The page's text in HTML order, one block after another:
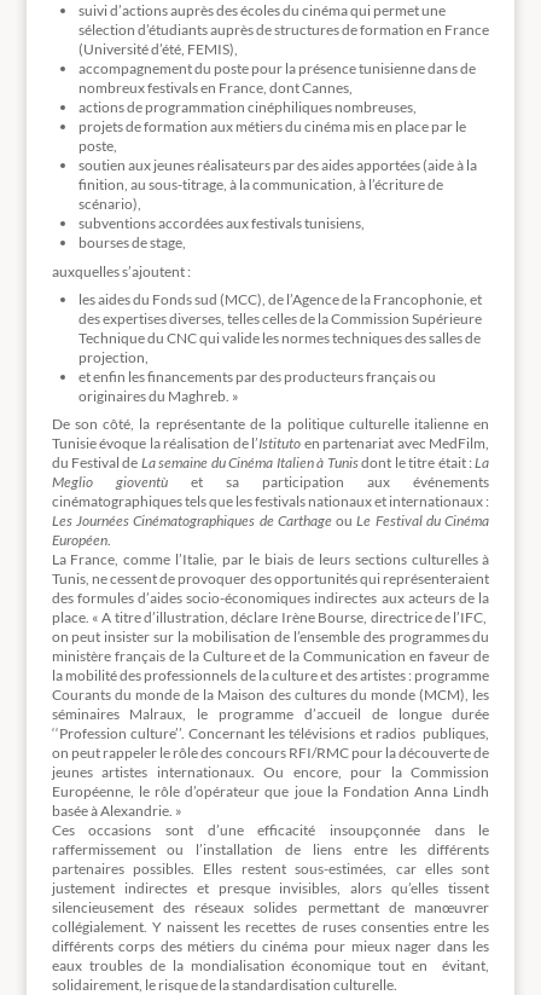
suivi d’actions auprès des écoles du cinéma qui permet une
sélection d’étudiants auprès de structures de formation en France
(Université d’été, FEMIS),
accompagnement du poste pour la présence tunisienne dans de
nombreux festivals en France, dont Cannes,
actions de programmation cinéphiliques nombreuses,
projets de formation aux métiers du cinéma mis en place par le
poste,
soutien aux jeunes réalisateurs par des aides apportées (aide à la
finition, au sous-titrage, à la communication, à l’écriture de
scénario),
subventions accordées aux festivals tunisiens,
bourses de stage,
auxquelles s’ajoutent :
les aides du Fonds sud (MCC), de l’Agence de la Francophonie, et
des expertises diverses, telles celles de la Commission Supérieure
Technique du CNC qui valide les normes techniques des salles de
projection,
et enfin les financements par des producteurs français ou
originaires du Maghreb. »
De son côté, la représentante de la politique culturelle italienne en
Tunisie évoque la réalisation de l’Istituto en partenariat avec MedFilm,
du Festival de La semaine du Cinéma Italien à Tunisdont le titre était :La
Meglio gioventùet sa participation aux événements
cinématographiques tels que les festivals nationaux et internationaux :
Les Journées Cinématographiques de CarthageouLe Festival du Cinéma
Européen.
La France, comme l’Italie, par le biais de leurs sections culturelles à
Tunis, ne cessent de provoquer des opportunités qui représenteraient
des formules d’aides socio-économiques indirectes aux acteurs de la
place. « A titre d’illustration, déclare Irène Bourse, directrice de l’IFC,
on peut insister sur la mobilisation de l’ensemble des programmes du
ministère français de la Culture et de la Communication en faveur de
la mobilité des professionnels de la culture et des artistes : programme
Courants du monde de la Maison des cultures du monde (MCM), les
séminaires Malraux, le programme d’accueil de longue durée
‘‘Profession culture’’. Concernant les télévisions et radios publiques,
on peut rappeler le rôle des concours RFI/RMC pour la découverte de
jeunes artistes internationaux. Ou encore, pour la Commission
Européenne, le rôle d’opérateur que joue la Fondation Anna Lindh
basée à Alexandrie. »
Ces occasions sont d’une efficacité insoupçonnée dans le
raffermissement ou l’installation de liens entre les différents
partenaires possibles. Elles restent sous-estimées, car elles sont
justement indirectes et presque invisibles, alors qu’elles tissent
silencieusement des réseaux solides permettant de manœuvrer
collégialement. Y naissent les recettes de ruses consenties entre les
différents corps des métiers du cinéma pour mieux nager dans les
eaux troubles de la mondialisation économique tout en évitant,
solidairement, le risque de la standardisation culturelle.